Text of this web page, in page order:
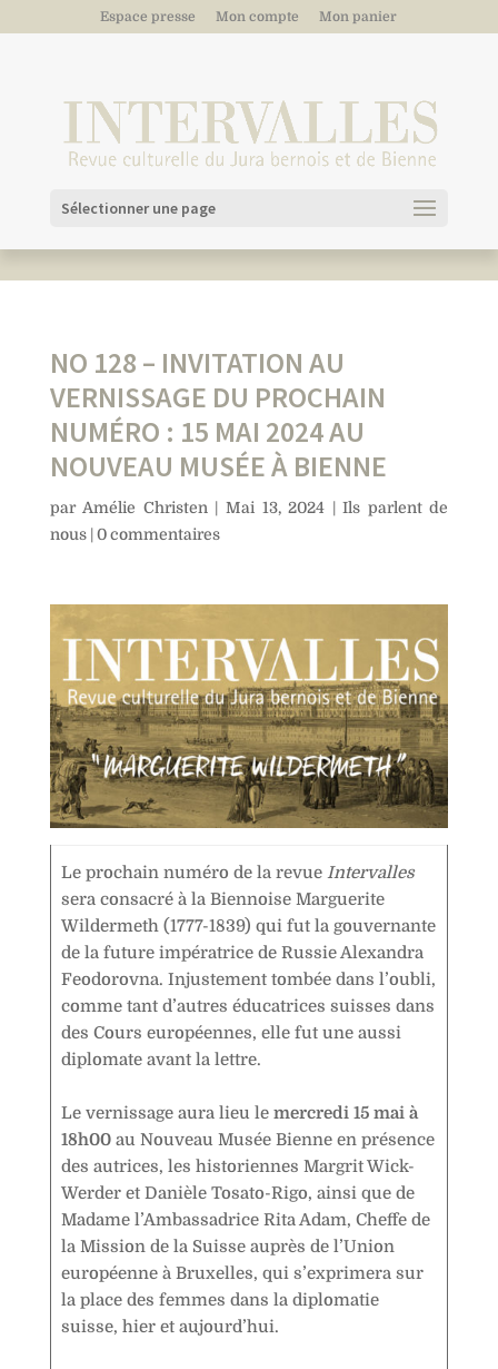
Espace presse Mon compte Mon panier
Sélectionner une page
NO 128 – INVITATION AU
VERNISSAGE DU PROCHAIN
NUMÉRO : 15 MAI 2024 AU
NOUVEAU MUSÉE À BIENNE
par Amélie Christen | Mai 13, 2024 |Ils parlent de
nous| 0 commentaires
Le prochain numéro de la revue Intervalles
sera consacré à la Biennoise Marguerite
Wildermeth (1777-1839) qui fut la gouvernante
de la future impératrice de Russie Alexandra
Feodorovna. Injustement tombée dans l’oubli,
comme tant d’autres éducatrices suisses dans
des Cours européennes, elle fut une aussi
diplomate avant la lettre.
Le vernissage aura lieu le mercredi 15 mai à
18h00au Nouveau Musée Bienne en présence
des autrices, les historiennes Margrit Wick-
Werder et Danièle Tosato-Rigo, ainsi que de
Madame l’Ambassadrice Rita Adam, Cheffe de
la Mission de la Suisse auprès de l’Union
européenne à Bruxelles, qui s’exprimera sur
la place des femmes dans la diplomatie
suisse, hier et aujourd’hui.